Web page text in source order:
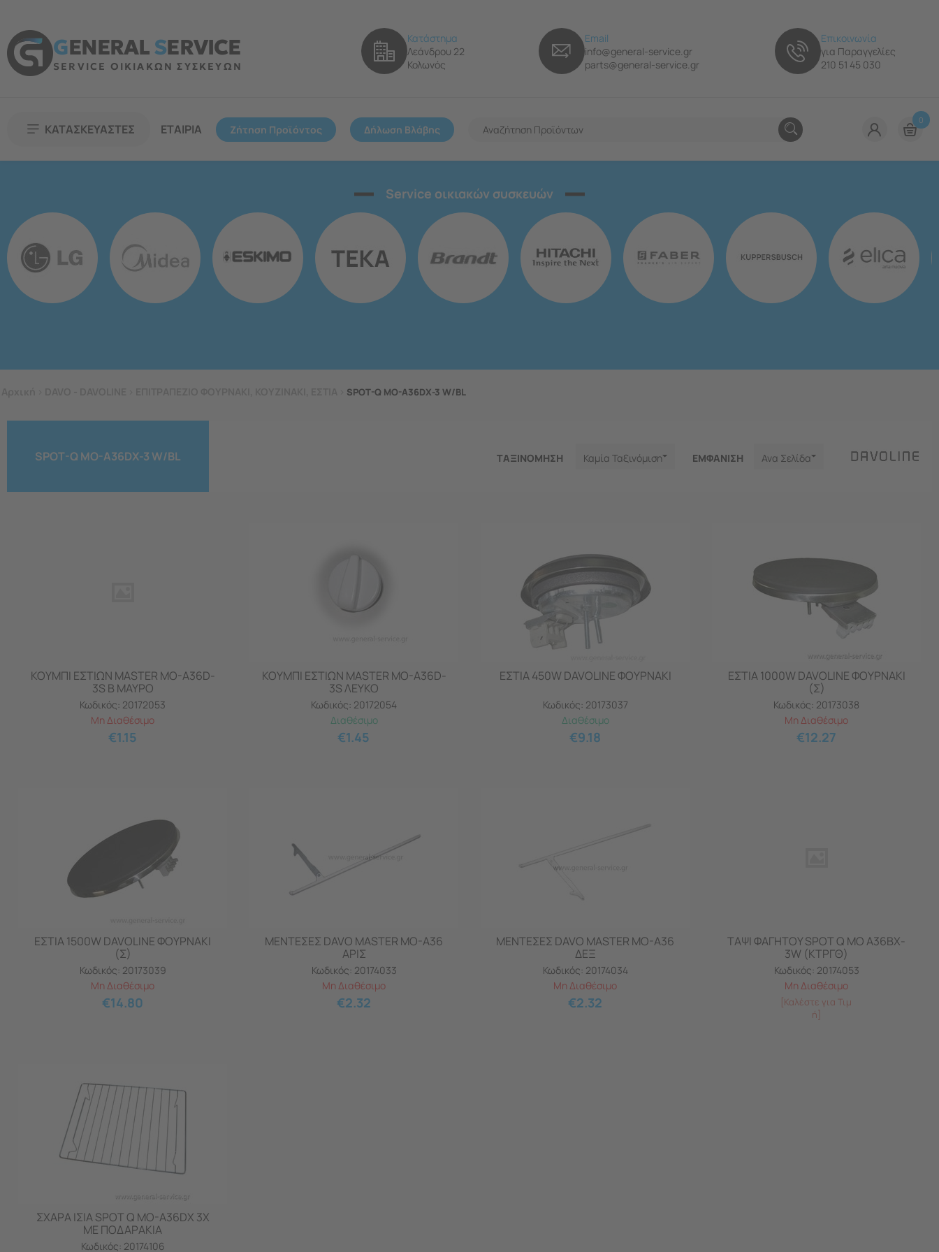
GENERALSERVICE
SERVICE ΟΙΚΙΑΚΩΝ ΣΥΣΚΕΥΩΝ
Κατάστημα
Λεάνδρου 22
Κολωνός
Email
info@general-service.gr
parts@general-service.gr
Επικοινωνία
για Παραγγελίες
210 51 45 030
ΚΑΤΑΣΚΕΥΑΣΤΕΣ ΕΤΑΙΡΙΑ Ζήτηση Προϊόντος Δήλωση Βλάβης
0
Service οικιακών συσκευών
SPOT-Q MO-A36DX-3 W/BL
SPOT-Q MO-A36DX-3 W/BL ΤΑΞΙΝΟΜΗΣΗ Καμία Ταξινόμιση ΕΜΦΑNΙΣΗ Ανα Σελίδα
ΚΟΥΜΠΙ ΕΣΤΙΩΝ MASTER MO-A36D-
3S B ΜΑΥΡΟ
Κωδικός: 20172053
Μη Διαθέσιμο
€1.15
ΚΟΥΜΠΙ ΕΣΤΙΩΝ MASTER MO-A36D-
3S ΛΕΥΚΟ
Κωδικός: 20172054
Διαθέσιμο
€1.45
ΕΣΤΙΑ 450W DAVOLINE ΦΟΥΡΝΑΚΙ
Κωδικός: 20173037
Διαθέσιμο
€9.18
ΕΣΤΙΑ 1000W DAVOLINE ΦΟΥΡΝΑΚΙ
(Σ)
Κωδικός: 20173038
Μη Διαθέσιμο
€12.27
ΕΣΤΙΑ 1500W DAVOLINE ΦΟΥΡΝΑΚΙ
(Σ)
Κωδικός: 20173039
Μη Διαθέσιμο
€14.80
ΜΕΝΤΕΣΕΣ DAVO MASTER MO-A36
ΑΡΙΣ
Κωδικός: 20174033
Μη Διαθέσιμο
€2.32
ΜΕΝΤΕΣΕΣ DAVO MASTER MO-A36
ΔΕΞ
Κωδικός: 20174034
Μη Διαθέσιμο
€2.32
ΤΑΨΙ ΦΑΓΗΤΟΥ SPOT Q MO A36BX-
3W (ΚΤΡΓΘ)
Κωδικός: 20174053
Μη Διαθέσιμο
[Καλέστε για Τιμ
ή]
ΣΧΑΡΑ ΙΣΙΑ SPOT Q MO-A36DX 3Χ
ΜΕ ΠΟΔΑΡΑΚΙΑ
Κωδικός: 20174106